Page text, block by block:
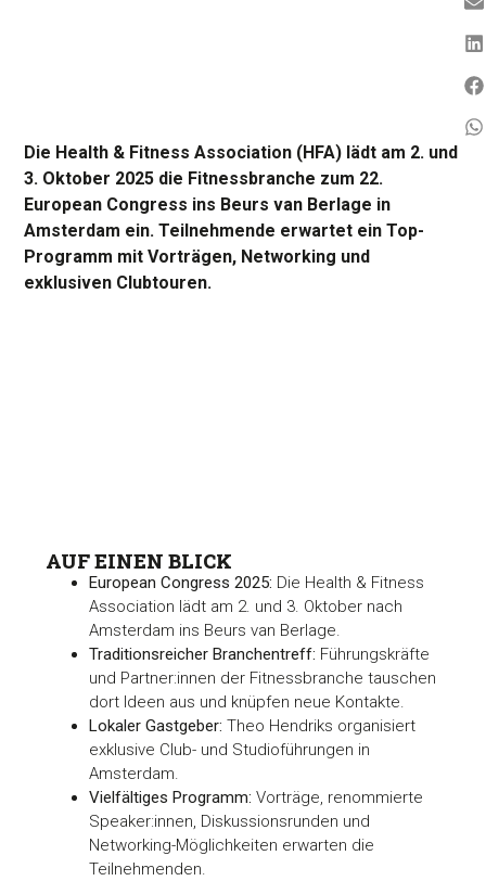
Die Health & Fitness Association (HFA) lädt am 2. und
3. Oktober 2025 die Fitnessbranche zum 22.
European Congress ins Beurs van Berlage in
Amsterdam ein. Teilnehmende erwartet ein Top-
Programm mit Vorträgen, Networking und
exklusiven Clubtouren.
AUF EINEN BLICK
European Congress 2025: Die Health & Fitness
Association lädt am 2. und 3. Oktober nach
Amsterdam ins Beurs van Berlage.
Traditionsreicher Branchentreff: Führungskräfte
und Partner:innen der Fitnessbranche tauschen
dort Ideen aus und knüpfen neue Kontakte.
Lokaler Gastgeber: Theo Hendriks organisiert
exklusive Club- und Studioführungen in
Amsterdam.
Vielfältiges Programm: Vorträge, renommierte
Speaker:innen, Diskussionsrunden und
Networking-Möglichkeiten erwarten die
Teilnehmenden.